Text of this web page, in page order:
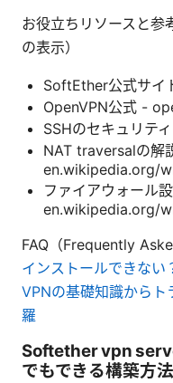
お役立ちリソースと参
の表示）
SoftEther公式サ
OpenVPN公式 -
SSHのセキュリテ
NAT traversalの解
en.wikipedia.org/
ファイアウォール
en.wikipedia.org/
FAQ（Frequently
インストールできない
VPNの基礎知識からト
羅
Softether vpn
でもできる構築方